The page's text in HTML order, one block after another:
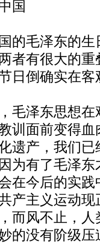
国
的毛泽东的
者有很大的
日倒确实在
毛泽东思想
训面前变得
遗产，我们
为有了毛泽
在今后的实
产主义运动
而风不止，
的没有阶级